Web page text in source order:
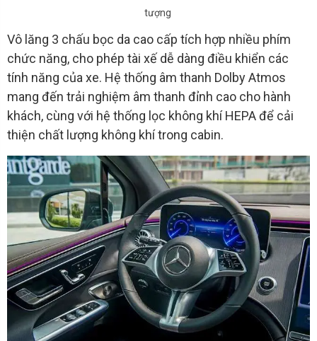
tượng
Vô lăng 3 chấu bọc da cao cấp tích hợp nhiều phím
chức năng, cho phép tài xế dễ dàng điều khiển các
tính năng của xe. Hệ thống âm thanh Dolby Atmos
mang đến trải nghiệm âm thanh đỉnh cao cho hành
khách, cùng với hệ thống lọc không khí HEPA để cải
thiện chất lượng không khí trong cabin.